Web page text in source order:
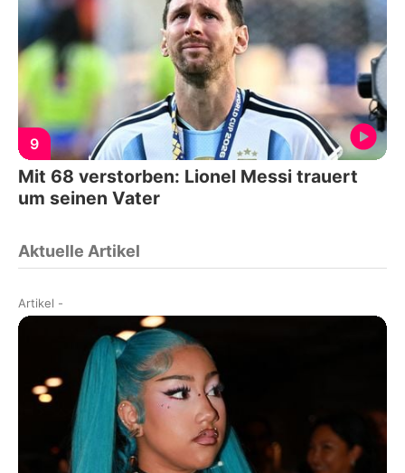
9
Mit 68 verstorben: Lionel Messi trauert
um seinen Vater
Aktuelle Artikel
Artikel -